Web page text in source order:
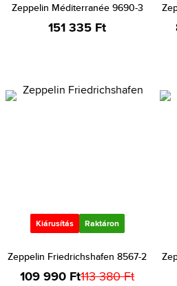
Zeppelin Méditerranée 9690-3
151 335 Ft
Kiárusítás Raktáron
Zeppelin Friedrichshafen 8567-2
109 990 Ft113 380 Ft